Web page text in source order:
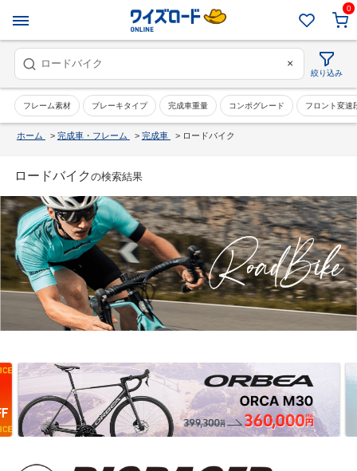
0
×
絞り込み
フレーム素材 ブレーキタイプ 完成車重量 コンポグレード フロント変速
ホーム > 完成車・フレーム > 完成車 > ロードバイク
ロードバイク の検索結果